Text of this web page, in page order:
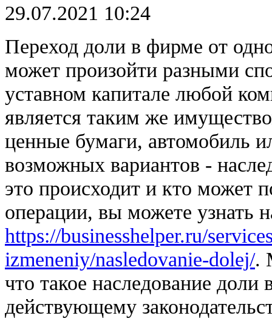
29.07.2021 10:24
Переход доли в фирме от
может произойти разными
уставном капитале любой
является таким же
ценные бумаги, автомобиль
возможных вариантов -
это происходит и кто может
операции, вы можете узнать
https://businesshelper.ru/
izmeneniy/nasledovanie-dolej/.
что такое наследование доли
действующему